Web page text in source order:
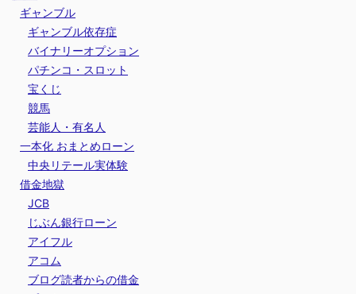
ギャンブル
ギャンブル依存症
バイナリーオプション
パチンコ・スロット
宝くじ
競馬
芸能人・有名人
一本化 おまとめローン
中央リテール実体験
借金地獄
JCB
じぶん銀行ローン
アイフル
アコム
ブログ読者からの借金